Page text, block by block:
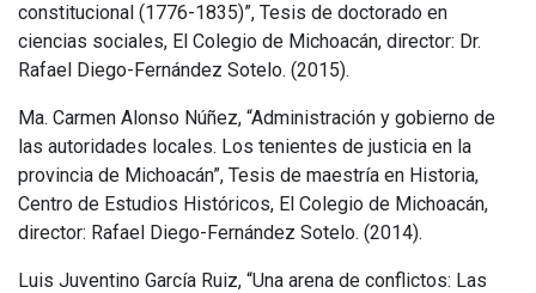
constitucional (1776-1835)”, Tesis de doctorado en
ciencias sociales, El Colegio de Michoacán, director: Dr.
Rafael Diego-Fernández Sotelo. (2015).
Ma. Carmen Alonso Núñez, “Administración y gobierno de
las autoridades locales. Los tenientes de justicia en la
provincia de Michoacán”, Tesis de maestría en Historia,
Centro de Estudios Históricos, El Colegio de Michoacán,
director: Rafael Diego-Fernández Sotelo. (2014).
Luis Juventino García Ruiz, “Una arena de conflictos: Las